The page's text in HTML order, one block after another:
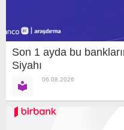
Son 1 ayda bu
Siyahı
06.08.2026